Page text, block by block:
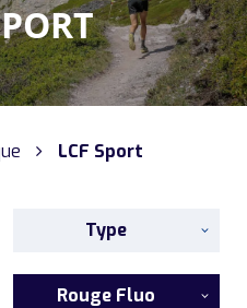
LCF Sport
Type
Rouge Fluo